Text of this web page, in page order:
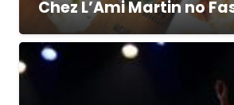
Chez L’Ami Martin no